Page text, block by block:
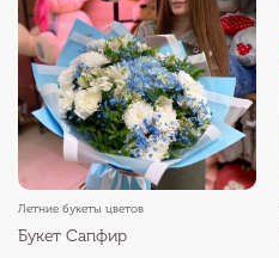
Летние букеты цветов
Букет Сапфир